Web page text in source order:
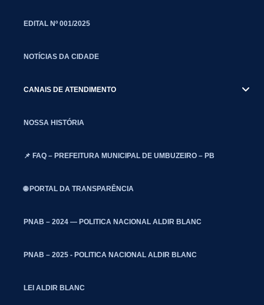
EDITAL Nº 001/2025
NOTÍCIAS DA CIDADE
CANAIS DE ATENDIMENTO
NOSSA HISTÓRIA
📌 FAQ – PREFEITURA MUNICIPAL DE UMBUZEIRO – PB
🌐 PORTAL DA TRANSPARÊNCIA
PNAB – 2024 — POLITICA NACIONAL ALDIR BLANC
PNAB – 2025 - POLITICA NACIONAL ALDIR BLANC
LEI ALDIR BLANC